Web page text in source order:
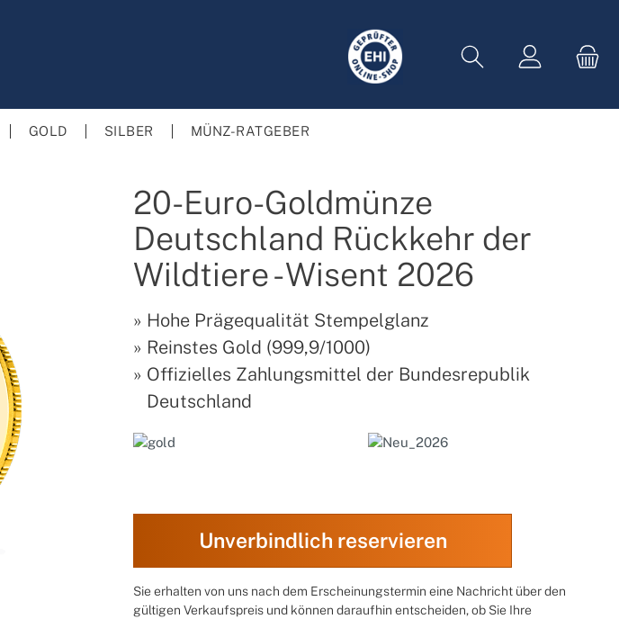
GOLD SILBER MÜNZ-RATGEBER
20-Euro-Goldmünze
Deutschland Rückkehr der
Wildtiere - Wisent 2026
» Hohe Prägequalität Stempelglanz
» Reinstes Gold (999,9/1000)
» Offizielles Zahlungsmittel der Bundesrepublik
Deutschland
Unverbindlich reservieren
Sie erhalten von uns nach dem Erscheinungstermin eine Nachricht über den
gültigen Verkaufspreis und können daraufhin entscheiden, ob Sie Ihre